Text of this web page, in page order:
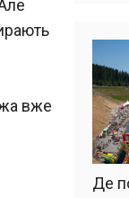
вже
Де